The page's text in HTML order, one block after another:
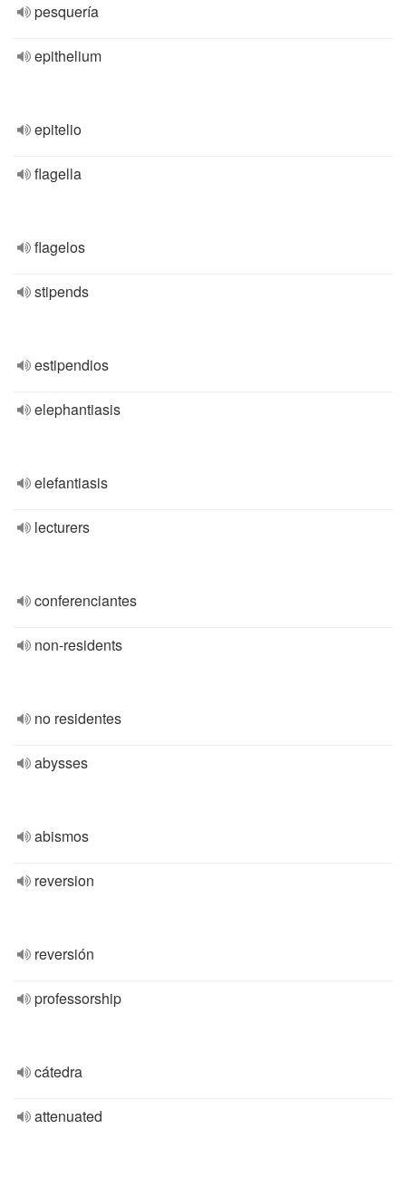
pesquería
epithelium
epitelio
flagella
flagelos
stipends
estipendios
elephantiasis
elefantiasis
lecturers
conferenciantes
non-residents
no residentes
abysses
abismos
reversion
reversión
professorship
cátedra
attenuated